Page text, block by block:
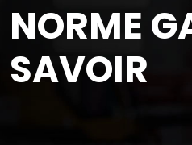
NORME
SAVOIR